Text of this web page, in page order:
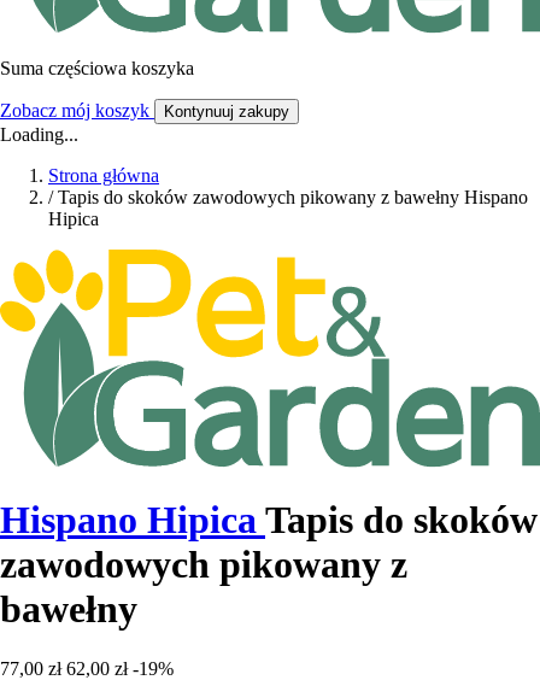
Suma częściowa koszyka
Zobacz mój koszyk Kontynuuj zakupy
Loading...
Strona główna
/ Tapis do skoków zawodowych pikowany z bawełny Hispano
Hipica
Hispano HipicaTapis do skoków
zawodowych pikowany z
bawełny
77,00 zł 62,00 zł -19%